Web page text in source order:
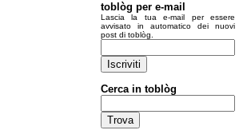
toblòg per e-mail
Lascia la tua e-mail per essere
avvisato in automatico dei nuovi
post di toblòg.
Cerca in toblòg